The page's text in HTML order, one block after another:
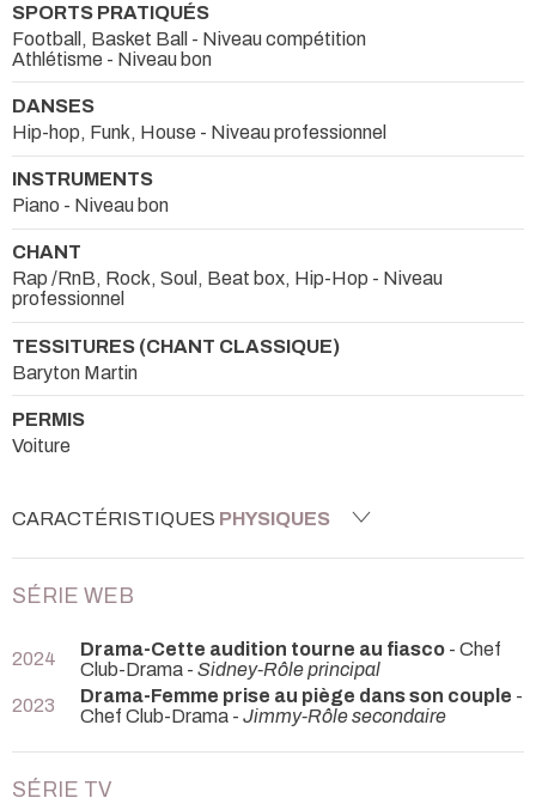
SPORTS PRATIQUÉS
Football, Basket Ball - Niveau compétition
Athlétisme - Niveau bon
DANSES
Hip-hop, Funk, House - Niveau professionnel
INSTRUMENTS
Piano - Niveau bon
CHANT
Rap /RnB, Rock, Soul, Beat box, Hip-Hop - Niveau
professionnel
TESSITURES (CHANT CLASSIQUE)
Baryton Martin
PERMIS
Voiture
CARACTÉRISTIQUES PHYSIQUES
SÉRIE WEB
2024 Drama-Cette audition tourne au fiasco - Chef
Club-Drama - Sidney-Rôle principal
2023
Drama-Femme prise au piège dans son couple -
Chef Club-Drama - Jimmy-Rôle secondaire
SÉRIE TV